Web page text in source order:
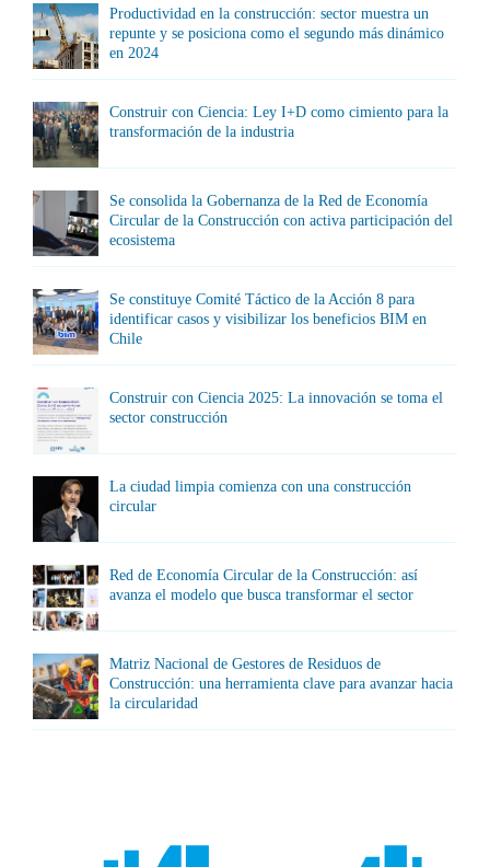
Productividad en la construcción: sector muestra un
repunte y se posiciona como el segundo más dinámico
en 2024
Construir con Ciencia: Ley I+D como cimiento para la
transformación de la industria
Se consolida la Gobernanza de la Red de Economía
Circular de la Construcción con activa participación del
ecosistema
Se constituye Comité Táctico de la Acción 8 para
identificar casos y visibilizar los beneficios BIM en
Chile
Construir con Ciencia 2025: La innovación se toma el
sector construcción
La ciudad limpia comienza con una construcción
circular
Red de Economía Circular de la Construcción: así
avanza el modelo que busca transformar el sector
Matriz Nacional de Gestores de Residuos de
Construcción: una herramienta clave para avanzar hacia
la circularidad